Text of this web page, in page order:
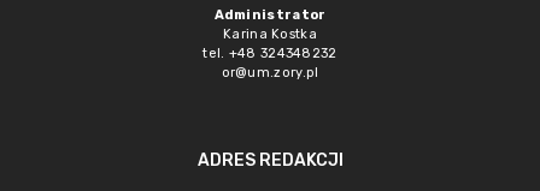
Administrator
Karina Kostka
tel. +48 324348232
or@um.zory.pl
ADRES REDAKCJI